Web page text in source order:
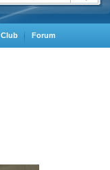
Club Forum